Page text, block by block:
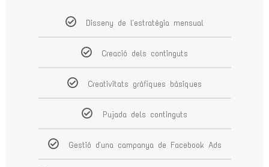
Disseny de l'estratègia mensual
Creació dels continguts
Creativitats gràfiques bàsiques
Pujada dels continguts
Gestió d'una campanya de Facebook Ads